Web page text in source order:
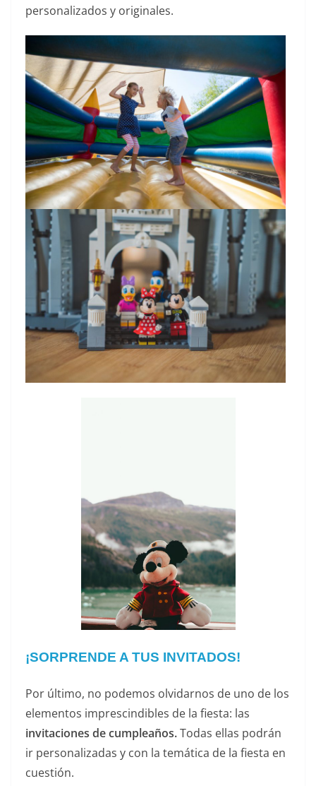
personalizados y originales.
¡SORPRENDE A TUS INVITADOS!
Por último, no podemos olvidarnos de uno de los
elementos imprescindibles de la fiesta: las
invitaciones de cumpleaños.Todas ellas podrán
ir personalizadas y con la temática de la fiesta en
cuestión.